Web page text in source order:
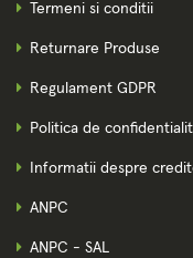
Termeni si conditii
Returnare Produse
Regulament GDPR
Politica de
Informatii despre
ANPC
ANPC - SAL